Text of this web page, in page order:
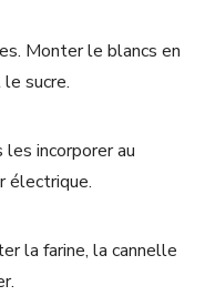
Monter le blancs en
sucre.
incorporer au
électrique.
la farine, la cannelle